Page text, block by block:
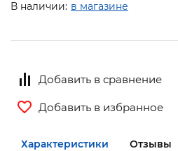
В наличии: в магазине
Добавить в сравнение
Добавить в избранное
Характеристики Отзывы